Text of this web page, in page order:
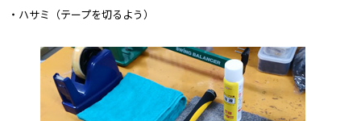
・ハサミ（テープを切るよう）